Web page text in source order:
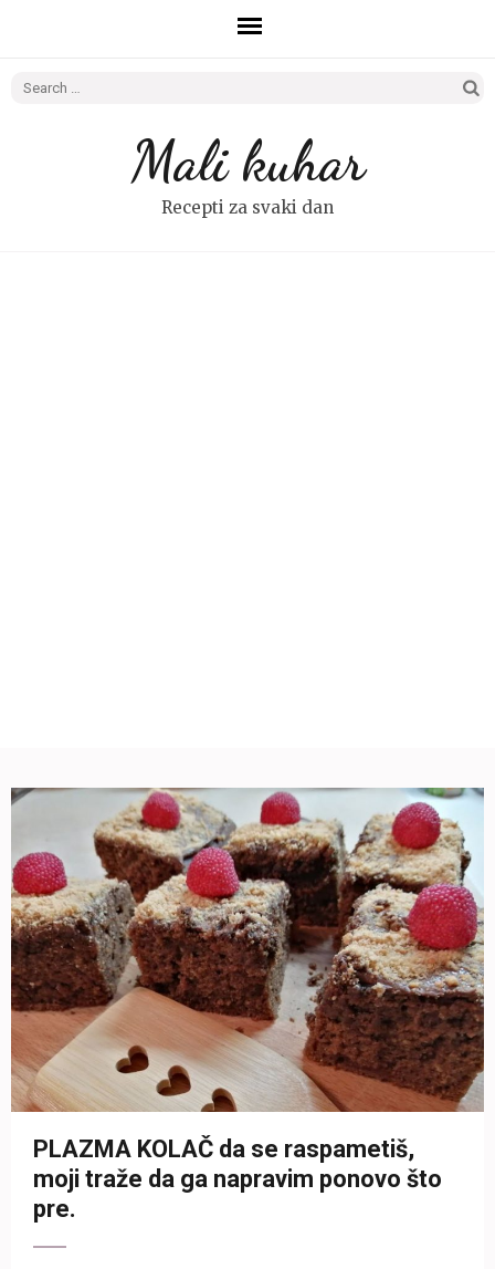
Search
Mali kuhar
Recepti za svaki dan
PLAZMA KOLAČ da se raspametiš,
moji traže da ga napravim ponovo što
pre.